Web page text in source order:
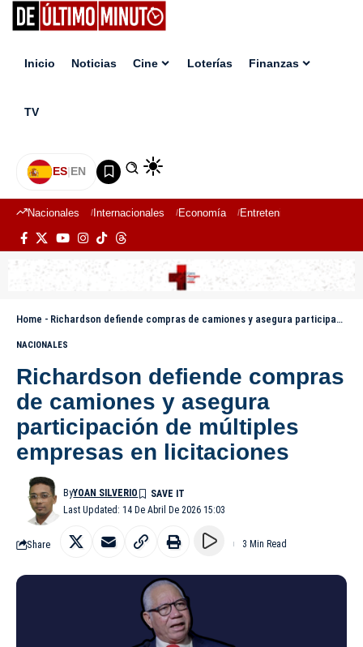
Inicio Noticias Cine Loterías Finanzas
TV
ES|EN
Nacionales Internacionales Economía Entretenimiento
Home - Richardson defiende compras de camiones y asegura participación de múltiples empresas en licitaciones
NACIONALES
Richardson defiende compras
de camiones y asegura
participación de múltiples
empresas en licitaciones
Last Updated: 14 De Abril De 2026 15:03
ByYOAN SILVERIO
Share 3 Min Read